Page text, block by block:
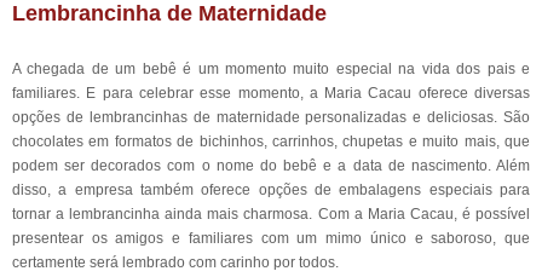
Lembrancinha de Maternidade
A chegada de um bebê é um momento muito especial na vida dos pais e
familiares. E para celebrar esse momento, a Maria Cacau oferece diversas
opções de lembrancinhas de maternidade personalizadas e deliciosas. São
chocolates em formatos de bichinhos, carrinhos, chupetas e muito mais, que
podem ser decorados com o nome do bebê e a data de nascimento. Além
disso, a empresa também oferece opções de embalagens especiais para
tornar a lembrancinha ainda mais charmosa. Com a Maria Cacau, é possível
presentear os amigos e familiares com um mimo único e saboroso, que
certamente será lembrado com carinho por todos.